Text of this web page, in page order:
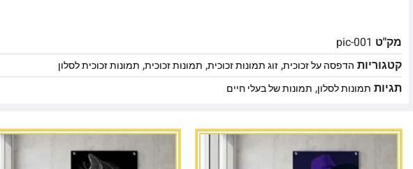
מק"ט pic-001
קטגוריות הדפסה על זכוכית,זוג תמונות זכוכית, תמונות זכוכית, תמונות זכוכית לסלון
תגיות תמונות לסלון, תמונות של בעלי חיים